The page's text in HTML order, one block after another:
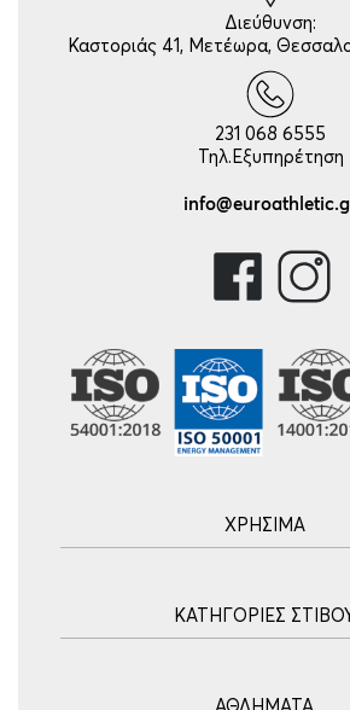
Διεύθυνση:
Καστοριάς 41, Μετέωρα,
231 068 6555
Τηλ.Εξυπηρέτηση
ΧΡΗΣΙΜΑ
Τρόποι Πληρωμής
ΚΑΤΗΓΟΡΙΕΣ